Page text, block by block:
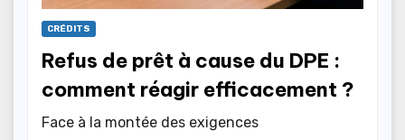
CRÉDITS
Refus de prêt à cause du DPE :
comment réagir efficacement ?
Face à la montée des exigences